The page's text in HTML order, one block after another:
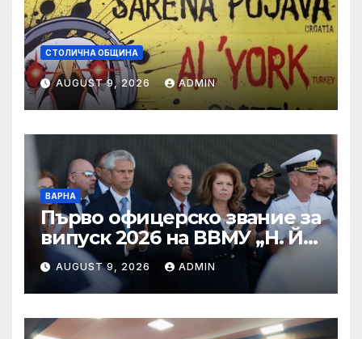
СТОЛИЧНА ОБЩИНА
AUGUST 9, 2026 ADMIN
ВАРНА
Първо офицерско звание за
випуск 2026 на ВВМУ „Н. Й.
Вапцаров“
AUGUST 9, 2026 ADMIN